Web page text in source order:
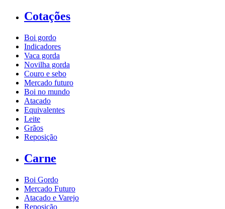
Cotações
Boi gordo
Indicadores
Vaca gorda
Novilha gorda
Couro e sebo
Mercado futuro
Boi no mundo
Atacado
Equivalentes
Leite
Grãos
Reposição
Carne
Boi Gordo
Mercado Futuro
Atacado e Varejo
Reposição